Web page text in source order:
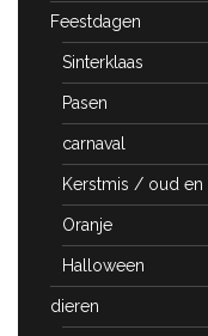
Feestdagen
Sinterklaas
Pasen
carnaval
Kerstmis / oud en
Oranje
Halloween
dieren